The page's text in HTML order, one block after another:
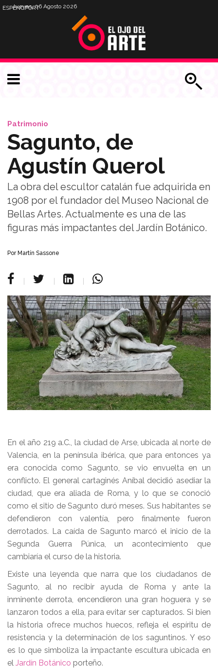
Jueves, 06 Agosto 2026
ESPENGPORT
Patrimonio
Sagunto, de
Agustín Querol
La obra del escultor catalán fue adquirida en
1908 por el fundador del Museo Nacional de
Bellas Artes. Actualmente es una de las
figuras más impactantes del Jardín Botánico.
Por Martín Sassone
En el año 219 a.C., la ciudad de Arse, ubicada al norte de
Valencia, en la península ibérica, que para entonces ya
era conocida como Sagunto, se vio envuelta en un
conflicto. El general cartaginés Aníbal decidió asediar la
ciudad, que era aliada de Roma, y lo que se conoció
como el sitio de Sagunto duró meses. Sus habitantes se
defendieron con valentía, pero finalmente fueron
derrotados. La caída de Sagunto marcó el inicio de la
Segunda Guerra Púnica, un acontecimiento que
cambiaría el curso de la historia.
Existe una leyenda que narra que los ciudadanos de
Sagunto, al no recibir ayuda de Roma y ante la
inminente derrota, encendieron una gran hoguera y se
lanzaron todos a ella, para evitar ser capturados. Si bien
la historia ofrece muchos huecos, refleja el espíritu de
resistencia y la determinación de los saguntinos. Y eso
es lo que simboliza la impactante escultura ubicada en
el Jardín Botánico porteño.